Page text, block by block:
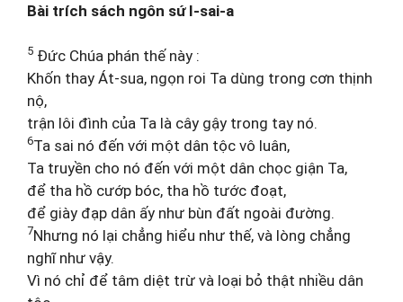
Bài trích sách ngôn sứ I-sai-a
5 Đức Chúa phán thế này :
Khốn thay Át-sua, ngọn roi Ta dùng trong cơn thịnh
nộ,
trận lôi đình của Ta là cây gậy trong tay nó.
6Ta sai nó đến với một dân tộc vô luân,
Ta truyền cho nó đến với một dân chọc giận Ta,
để tha hồ cướp bóc, tha hồ tước đoạt,
để giày đạp dân ấy như bùn đất ngoài đường.
7Nhưng nó lại chẳng hiểu như thế, và lòng chẳng
nghĩ như vậy.
Vì nó chỉ để tâm diệt trừ và loại bỏ thật nhiều dân